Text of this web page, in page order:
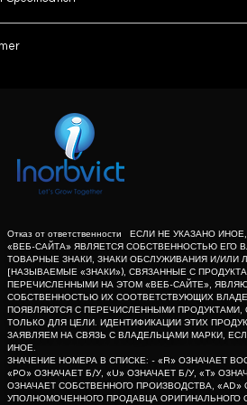
Dimensions
Buffer Chamber Requirement
Buffer Chamber Requirement
Resistance
DescriptionXCell SureLock™ offers:•
doesn’t have to be hard.The
otherwise indicated the content of this
associated with the products listed on
of identification of those products. we
of list number: - “r” means
of original equipment manufacturer.
Отказ от ответственности ЕСЛИ НЕ УКАЗАНО
«ВЕБ-САЙТА» ЯВЛЯЕТСЯ СОБСТВЕННОСТЬЮ ЕГО
ТОВАРНЫЕ ЗНАКИ, ЗНАКИ ОБСЛУЖИВАНИЯ И/ИЛИ
[НАЗЫВАЕМЫЕ «ЗНАКИ»), СВЯЗАННЫЕ С
ПЕРЕЧИСЛЕННЫМИ НА ЭТОМ «ВЕБ-САЙТЕ»,
СОБСТВЕННОСТЬЮ ИХ СООТВЕТСТВУЮЩИХ
ПОЯВЛЯЮТСЯ С ПЕРЕЧИСЛЕННЫМИ ПРОДУКТАМИ,
ТОЛЬКО ДЛЯ ЦЕЛИ. ИДЕНТИФИКАЦИИ ЭТИХ
ЗАЯВЛЯЕМ НА СВЯЗЬ С ВЛАДЕЛЬЦАМИ МАРКИ,
ИНОЕ.
ЗНАЧЕНИЕ НОМЕРА В СПИСКЕ: - «R» ОЗНАЧАЕТ
«PO» ОЗНАЧАЕТ Б/У, «U» ОЗНАЧАЕТ Б/У, «T»
ОЗНАЧАЕТ СОБСТВЕННОГО ПРОИЗВОДСТВА, «AD»
УПОЛНОМОЧЕННОГО ПРОДАВЦА ОРИГИНАЛЬНОГО